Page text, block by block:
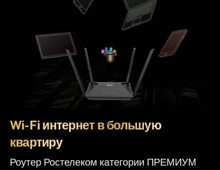
Wi-Fi интернет в большую
квартиру
Роутер Ростелеком категории ПРЕМИУМ